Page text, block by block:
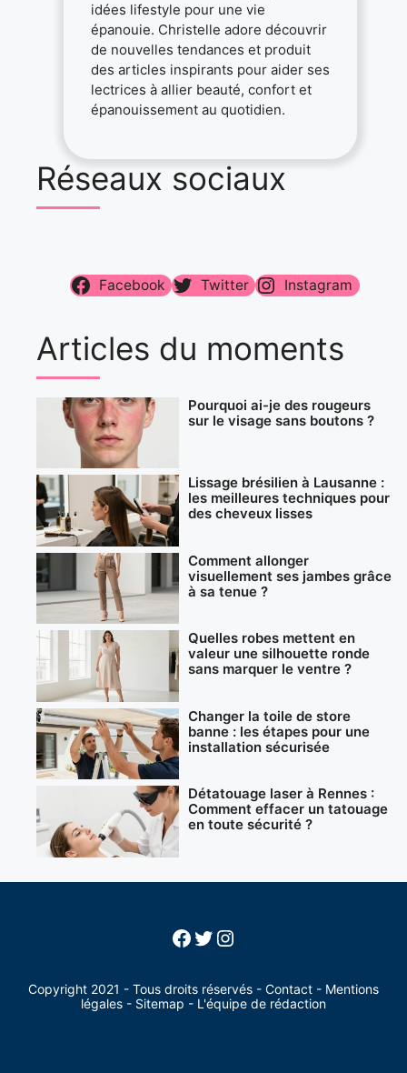
idées lifestyle pour une vie
épanouie. Christelle adore découvrir
de nouvelles tendances et produit
des articles inspirants pour aider ses
lectrices à allier beauté, confort et
épanouissement au quotidien.
Réseaux sociaux
Facebook Twitter Instagram
Articles du moments
Pourquoi ai-je des rougeurs
sur le visage sans boutons ?
Lissage brésilien à Lausanne :
les meilleures techniques pour
des cheveux lisses
Comment allonger
visuellement ses jambes grâce
à sa tenue ?
Quelles robes mettent en
valeur une silhouette ronde
sans marquer le ventre ?
Changer la toile de store
banne : les étapes pour une
installation sécurisée
Détatouage laser à Rennes :
Comment effacer un tatouage
en toute sécurité ?
Facebook
Twitter
Instagram
Copyright 2021 - Tous droits réservés - Contact - Mentions
légales - Sitemap - L'équipe de rédaction